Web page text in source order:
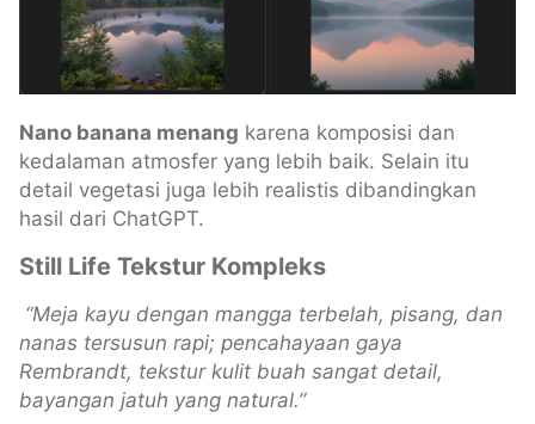
Nano banana menang karena komposisi dan
kedalaman atmosfer yang lebih baik. Selain itu
detail vegetasi juga lebih realistis dibandingkan
hasil dari ChatGPT.
Still Life Tekstur Kompleks
“Meja kayu dengan mangga terbelah, pisang, dan
nanas tersusun rapi; pencahayaan gaya
Rembrandt, tekstur kulit buah sangat detail,
bayangan jatuh yang natural.”